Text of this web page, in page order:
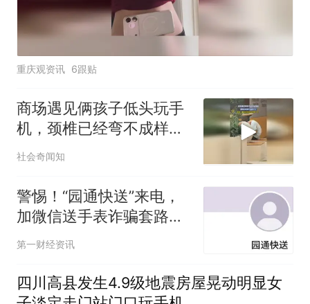
重庆观资讯 6跟贴
商场遇见俩孩子低头玩手
机，颈椎已经弯不成样子
了，网友：家长应该适当
社会奇闻知
警惕！“园通快送”来电，
加微信送手表诈骗套路卷
土重来
第一财经资讯
四川高县发生4.9级地震房屋晃动明显女